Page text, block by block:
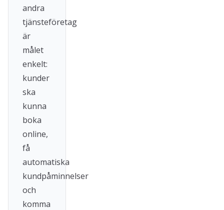
andra
tjänsteföretag
är
målet
enkelt:
kunder
ska
kunna
boka
online,
få
automatiska
kundpåminnelser
och
komma